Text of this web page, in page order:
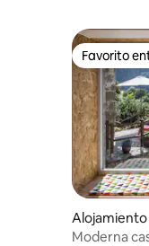
Favorito
Favorito
Moderna